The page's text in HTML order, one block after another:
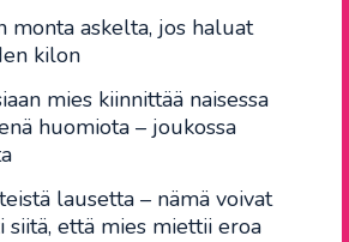
monta askelta, jos haluat
kilon
mies kiinnittää naisessa
huomiota – joukossa
lausetta – nämä voivat
että mies miettii eroa